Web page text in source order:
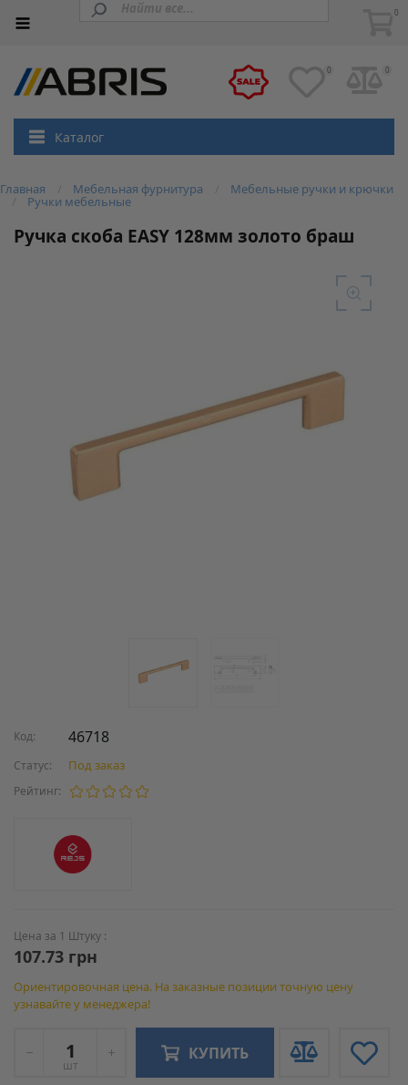
0
0 0
Каталог
Главная Мебельная фурнитура Мебельные ручки и крючки
Ручки мебельные
Ручка скоба EASY 128мм золото браш
Код: 46718
Статус: Под заказ
Рейтинг:
Цена за 1 Штуку :
107.73 грн
Ориентировочная цена. На заказные позиции точную цену
узнавайте у менеджера!
шт
КУПИТЬ